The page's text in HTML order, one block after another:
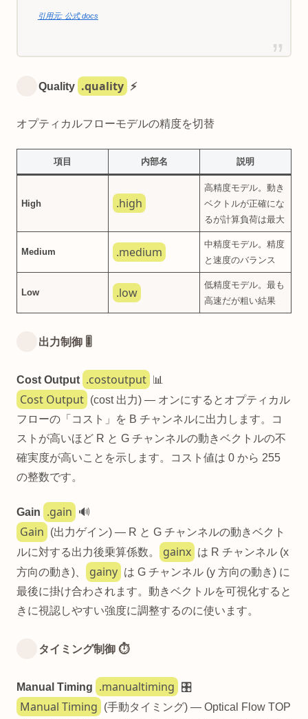
引用元: 公式 docs
Quality .quality ⚡
オプティカルフローモデルの精度を切替
項目 内部名 説明
High .high
高精度モデル。動き
ベクトルが正確にな
るが計算負荷は最大
Medium .medium
中精度モデル。精度
と速度のバランス
Low .low
低精度モデル。最も
高速だが粗い結果
出力制御 🎚️
Cost Output .costoutput 📊
Cost Output
(cost 出力) — オンにするとオプティカル
フローの「コスト」を B チャンネルに出力します。コ
ストが高いほど R と G チャンネルの動きベクトルの不
確実度が高いことを示します。コスト値は 0 から 255
の整数です。
Gain .gain 🔊
Gain
(出力ゲイン) — R と G チャンネルの動きベクト
ルに対する出力後乗算係数。
gainx
は R チャンネル (x
方向の動き)、
gainy
は G チャンネル (y 方向の動き) に
最後に掛け合わされます。動きベクトルを可視化すると
きに視認しやすい強度に調整するのに使います。
タイミング制御 ⏱️
Manual Timing .manualtiming 🎛️
Manual Timing
(手動タイミング) — Optical Flow TOP